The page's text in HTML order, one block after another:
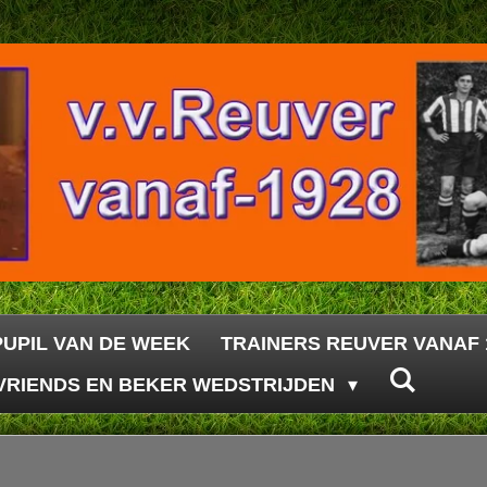
VAN DE WEEK
TRAINERS REUVER
EN BEKER WEDSTRIJDEN